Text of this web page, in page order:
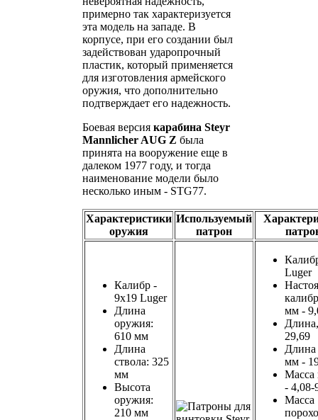
примерно так характеризуется
эта модель на западе. В
корпусе, при его создании был
задействован ударопрочный
пластик, который применяется
для изготовления армейского
оружия, что дополнительно
подтверждает его надежность.
Боевая версия карабина Steyr
Mannlicher AUG Z была
принята на вооружение еще в
далеком 1977 году, и тогда
наименование модели было
несколько иным - STG77.
Характеристики
оружия
Используемый
патрон
Калибр -
9x19 Luger
Длина
оружия:
610 мм
Длина
ствола: 325
мм
Высота
оружия:
210 мм
Luger
мм -
29,69
Длина
мм -
Масса
- 4,08-
Масса